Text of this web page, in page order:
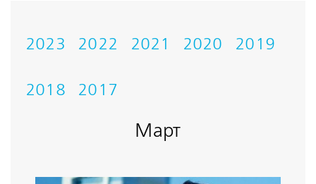
2023 2022 2021 2020 2019
2018 2017
Март